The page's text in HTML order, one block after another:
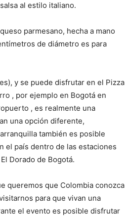
al estilo italiano.
parmesano, hecha a mano
de diámetro es para
y se puede disfrutar en el Pizza
, por ejemplo en Bogotá en
, es realmente una
una opción diferente,
también es posible
el país dentro de las estaciones
Dorado de Bogotá.
queremos que Colombia conozca
para que vivan una
el evento es posible disfrutar